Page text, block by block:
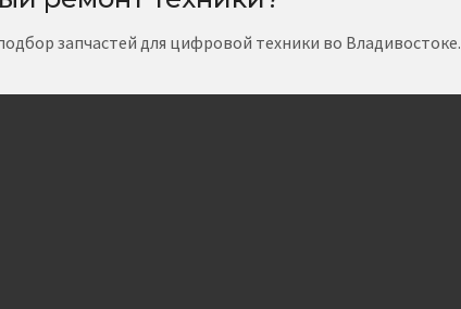
запчастей для цифровой техники во Владивостоке.